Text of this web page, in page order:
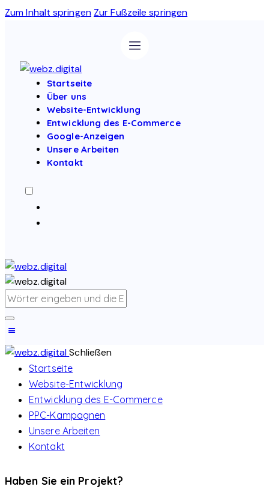
Zum Inhalt springen Zur Fußzeile springen
Startseite
Über uns
Website-Entwicklung
Entwicklung des E-Commerce
Google-Anzeigen
Unsere Arbeiten
Kontakt
Schließen
Startseite
Website-Entwicklung
Entwicklung des E-Commerce
PPC-Kampagnen
Unsere Arbeiten
Kontakt
Haben Sie ein Projekt?